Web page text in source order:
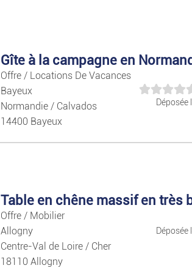
Offre / Locations De Vacances
Bayeux
Normandie / Calvados
14400 Bayeux
Table en chêne massif en très
Offre / Mobilier
Allogny
Centre-Val de Loire / Cher
18110 Allogny